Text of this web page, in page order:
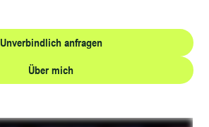
Unverbindlich anfragen
Über mich